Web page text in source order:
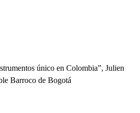
único en Colombia”, Julien
Barroco de Bogotá